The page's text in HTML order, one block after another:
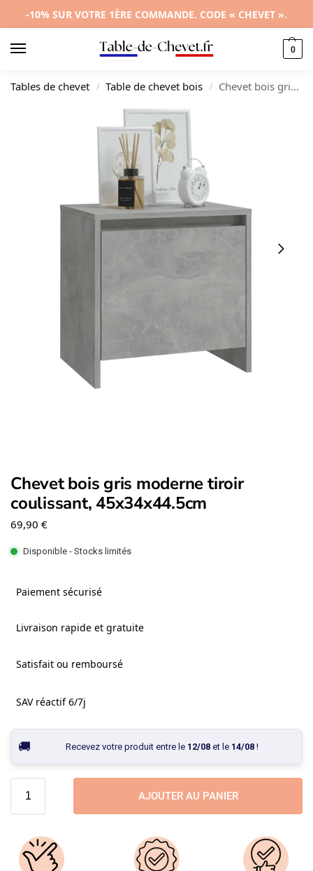
-10% SUR VOTRE 1ÈRE COMMANDE. CODE « CHEVET ».
0
Tables de chevet / Table de chevet bois / Chevet bois gris moderne tiroir coulissant, 45x34x44.5cm
Chevet bois gris moderne tiroir
coulissant, 45x34x44.5cm
69,90 €
Disponible - Stocks limités
Paiement sécurisé
Livraison rapide et gratuite
Satisfait ou remboursé
SAV réactif 6/7j
Recevez votre produit entre le 12/08et le 14/08!
AJOUTER AU PANIER